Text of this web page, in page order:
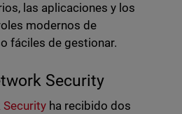
las aplicaciones y los
modernos de
fáciles de gestionar.
Security
Securityha recibido dos